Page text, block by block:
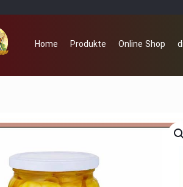
Home Produkte Online Shop